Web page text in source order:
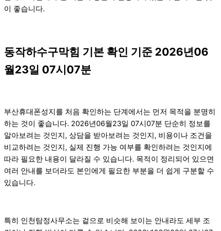
이 좋습니다.
동작하수구막힘 기본 확인 기준 2026년06
월23일 07시07분
부산휴대폰성지를 처음 확인하는 단계에서는 먼저 목적을 분명히
하는 것이 좋습니다. 2026년06월23일 07시07분 단순히 정보를
알아보려는 것인지, 상담을 받아보려는 것인지, 비용이나 조건을
비교하려는 것인지, 실제 진행 가능 여부를 확인하려는 것인지에
따라 필요한 내용이 달라질 수 있습니다. 목적이 정리되어 있으면
여러 안내를 보더라도 본인에게 필요한 부분을 더 쉽게 구분할 수
있습니다.
특히 인천탐정사무소는 겉으로 비슷해 보이는 안내라도 세부 조